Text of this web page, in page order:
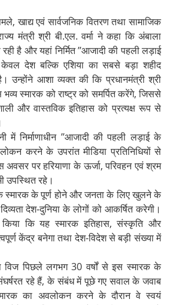
शर्मा।
खाद्य एवं सार्वजनिक वितरण तथा सामाजिक
मंत्री श्री बी.एल. वर्मा ने कहा कि अंबाला
है और यहां निर्मित ’’आजादी की पहली लड़ाई
केवल देश बल्कि एशिया का सबसे बड़ा शहीद
उन्होंने आशा व्यक्त की कि प्रधानमंत्री श्री
भव्य स्मारक को राष्ट्र को समर्पित करेंगे, जिससे
और वास्तविक इतिहास को प्रत्यक्ष रूप से
में निर्माणाधीन ’’आजादी की पहली लड़ाई के
करने के उपरांत मीडिया प्रतिनिधियों से
पर हरियाणा के ऊर्जा, परिवहन एवं श्रम
उपस्थित रहे।
स्मारक के पूर्ण होने और जनता के लिए खुलने के
देश-दुनिया के लोगों को आकर्षित करेगी।
किया कि यह स्मारक इतिहास, संस्कृति और
केंद्र बनेगा तथा देश-विदेश से बड़ी संख्या में
विज पिछले लगभग 30 वर्षों से इस स्मारक के
संघर्षरत रहे हैं, के संबंध में पूछे गए सवाल के जवाब
का अवलोकन करने के दौरान वे स्वयं